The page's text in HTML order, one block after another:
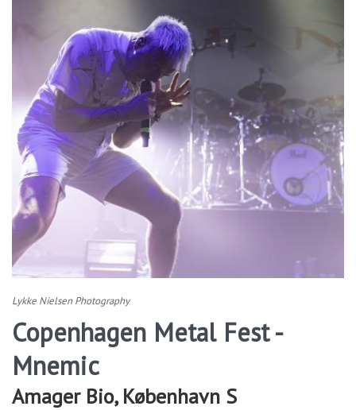
Lykke Nielsen Photography
Copenhagen Metal Fest -
Mnemic
Amager Bio, København S